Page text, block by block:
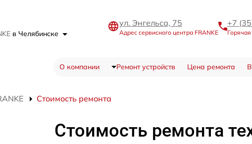
в Челябинске
ул. Энгельса, 75
Адрес сервисного центра FRANKE
+7
О компании Ремонт устройств Цена ремонта
Стоимость ремонта
Стоимость ремонта